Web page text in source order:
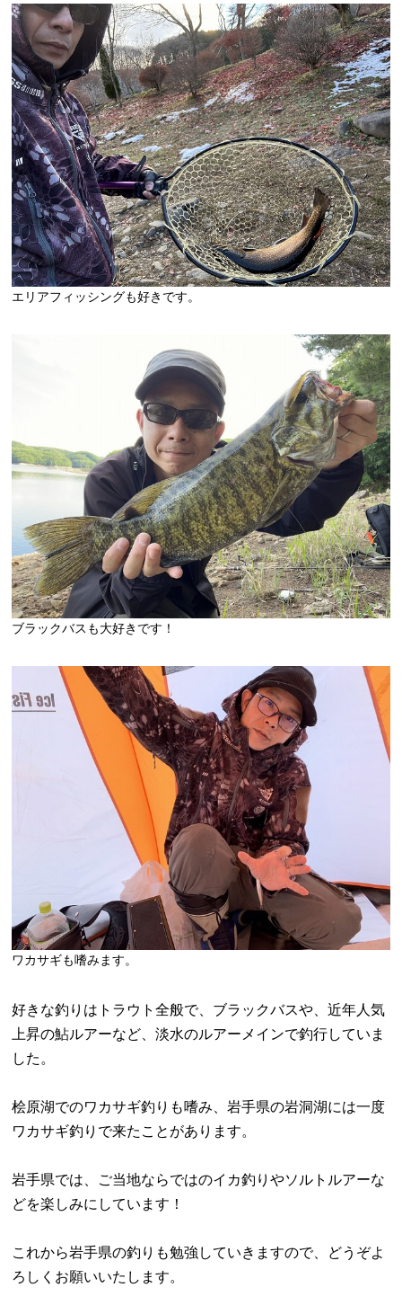
エリアフィッシングも好きです。
ブラックバスも大好きです！
ワカサギも嗜みます。
好きな釣りはトラウト全般で、ブラックバスや、近年人気
上昇の鮎ルアーなど、淡水のルアーメインで釣行していま
した。
桧原湖でのワカサギ釣りも嗜み、岩手県の岩洞湖には一度
ワカサギ釣りで来たことがあります。
岩手県では、ご当地ならではのイカ釣りやソルトルアーな
どを楽しみにしています！
これから岩手県の釣りも勉強していきますので、どうぞよ
ろしくお願いいたします。